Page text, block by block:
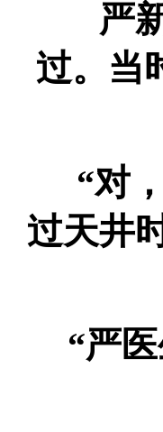
严新
过。当
“对，
过天井
“严医